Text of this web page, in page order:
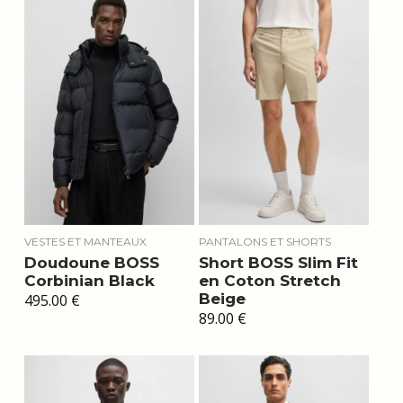
VESTES ET MANTEAUX
Doudoune BOSS
Corbinian Black
495.00 €
PANTALONS ET SHORTS
Short BOSS Slim Fit
en Coton Stretch
Beige
89.00 €